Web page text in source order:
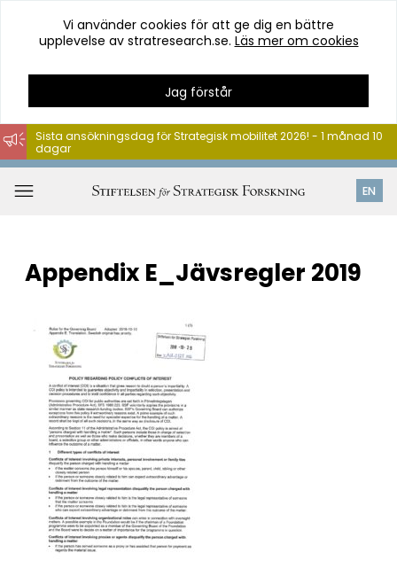
Hoppa
till
innehåll
Vi använder cookies för att ge dig en bättre
upplevelse av stratresearch.se. Läs mer om cookies
Jag förstår
EN
Sista ansökningsdag för Strategisk mobilitet 2026! - 1 månad 10
dagar
Appendix E_Jävsregler 2019